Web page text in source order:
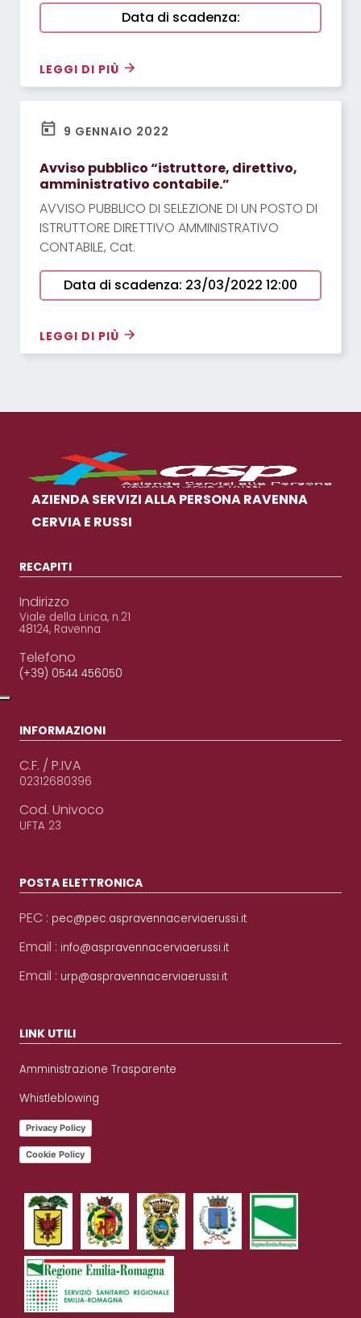
Data di scadenza:
LEGGI DI PIÙ
9 GENNAIO 2022
Avviso pubblico “istruttore, direttivo,
amministrativo contabile.”
AVVISO PUBBLICO DI SELEZIONE DI UN POSTO DI
ISTRUTTORE DIRETTIVO AMMINISTRATIVO
CONTABILE, Cat.
Data di scadenza: 23/03/2022 12:00
LEGGI DI PIÙ
AZIENDA SERVIZI ALLA PERSONA RAVENNA
CERVIA E RUSSI
RECAPITI
Indirizzo
Viale della Lirica, n.21
48124, Ravenna
Telefono
(+39) 0544 456050
INFORMAZIONI
C.F. / P.IVA
02312680396
Cod. Univoco
UFTA 23
POSTA ELETTRONICA
PEC : pec@pec.aspravennacerviaerussi.it
Email : info@aspravennacerviaerussi.it
Email : urp@aspravennacerviaerussi.it
LINK UTILI
Amministrazione Trasparente
Whistleblowing
Privacy Policy
Cookie Policy